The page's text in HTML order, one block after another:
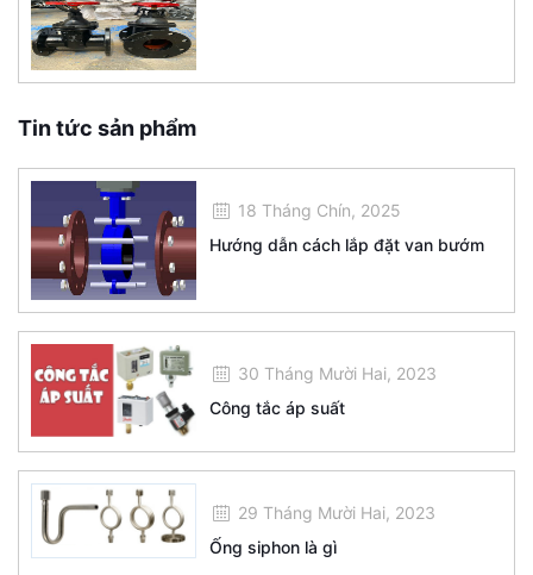
Tin tức sản phẩm
18 Tháng Chín, 2025
Hướng dẫn cách lắp đặt van bướm
30 Tháng Mười Hai, 2023
Công tắc áp suất
29 Tháng Mười Hai, 2023
Ống siphon là gì